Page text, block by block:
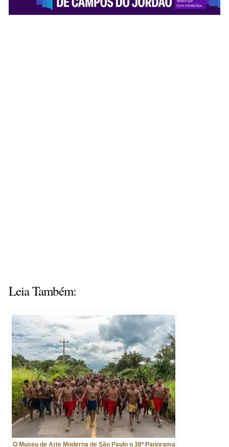
Leia Também:
O Museu de Arte Moderna de São Paulo o 38º Panorama